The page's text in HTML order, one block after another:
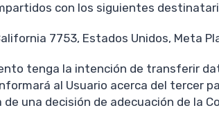
con los siguientes
7753, Estados Unidos, Meta
tenga la intención de transferir
al Usuario acerca del tercer
una decisión de adecuación de la